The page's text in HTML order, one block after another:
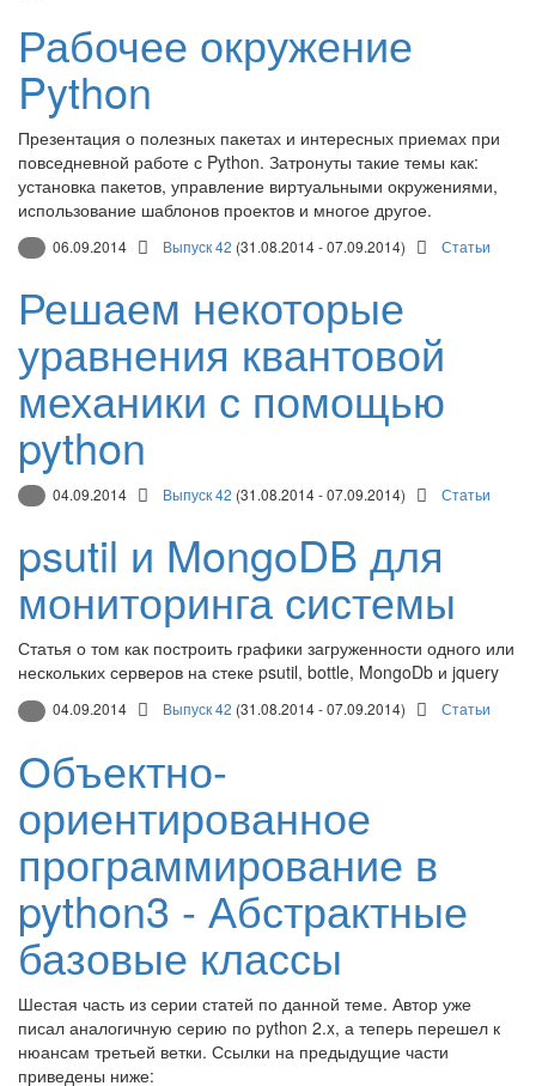
Рабочее окружение
Python
Презентация о полезных пакетах и интересных приемах при
повседневной работе с Python. Затронуты такие темы как:
установка пакетов, управление виртуальными окружениями,
использование шаблонов проектов и многое другое.
06.09.2014 Выпуск 42 (31.08.2014 - 07.09.2014) Статьи
Решаем некоторые
уравнения квантовой
механики с помощью
python
04.09.2014 Выпуск 42 (31.08.2014 - 07.09.2014) Статьи
psutil и MongoDB для
мониторинга системы
Статья о том как построить графики загруженности одного или
нескольких серверов на стеке psutil, bottle, MongoDb и jquery
04.09.2014 Выпуск 42 (31.08.2014 - 07.09.2014) Статьи
Объектно-
ориентированное
программирование в
python3 - Абстрактные
базовые классы
Шестая часть из серии статей по данной теме. Автор уже
писал аналогичную серию по python 2.x, а теперь перешел к
нюансам третьей ветки. Ссылки на предыдущие части
приведены ниже: